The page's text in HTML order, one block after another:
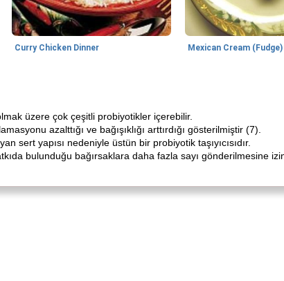
Curry Chicken Dinner Mexican Cream (Fudge)
üzere çok çeşitli probiyotikler içerebilir.
azalttığı ve bağışıklığı arttırdığı gösterilmiştir (7).
yapısı nedeniyle üstün bir probiyotik taşıyıcısıdır.
bulunduğu bağırsaklara daha fazla sayı gönderilmesine